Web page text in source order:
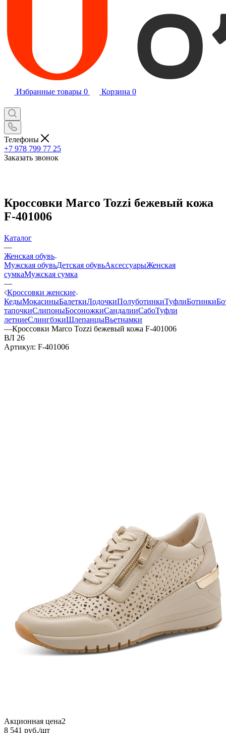
Избранные товары 0 Корзина 0
Телефоны
+7 978 799 77 25
Заказать звонок
Кроссовки Marco Tozzi бежевый кожа
F-401006
Каталог
—
Женская обувь
Мужская обувьДетская обувьАксессуарыЖенская
сумкаМужская сумка
—
Кроссовки женские
КедыМокасиныБалеткиЛодочкиПолуботинкиТуфлиБотинки
тапочкиСлипоныБосоножкиСандалииСабоТуфли
летниеСлингбэкиШлепанцыВьетнамки
—Кроссовки Marco Tozzi бежевый кожа F-401006
ВЛ 26
Артикул: F-401006
Акционная цена2
8 541 руб./шт